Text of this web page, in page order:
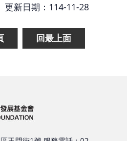
更新日期： 114-11-28
回最上面